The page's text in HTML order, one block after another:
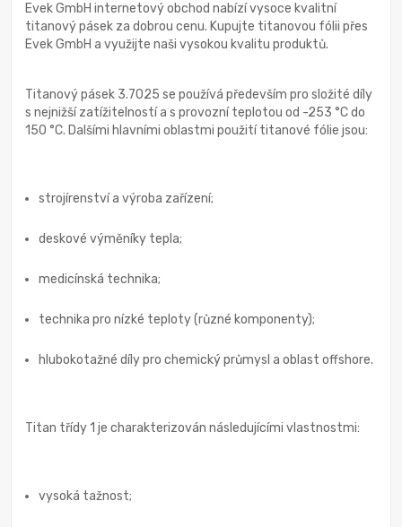
Evek GmbH internetový obchod nabízí vysoce kvalitní
titanový pásek za dobrou cenu. Kupujte titanovou fólii přes
Evek GmbH a využijte naši vysokou kvalitu produktů.
Titanový pásek 3.7025 se používá především pro složité díly
s nejnižší zatížitelností a s provozní teplotou od -253 °C do
150 °C. Dalšími hlavními oblastmi použití titanové fólie jsou:
strojírenství a výroba zařízení;
deskové výměníky tepla;
medicínská technika;
technika pro nízké teploty (různé komponenty);
hlubokotažné díly pro chemický průmysl a oblast offshore.
Titan třídy 1 je charakterizován následujícími vlastnostmi:
vysoká tažnost;